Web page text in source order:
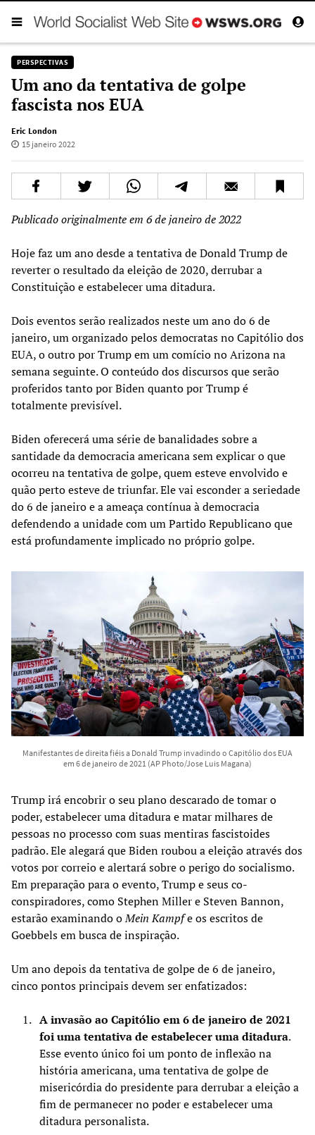
PERSPECTIVAS
Um ano da tentativa de golpe
fascista nos EUA
Eric London
15 janeiro 2022
Publicado originalmente em 6 de janeiro de 2022
Hoje faz um ano desde a tentativa de Donald Trump de
reverter o resultado da eleição de 2020, derrubar a
Constituição e estabelecer uma ditadura.
Dois eventos serão realizados neste um ano do 6 de
janeiro, um organizado pelos democratas no Capitólio dos
EUA, o outro por Trump em um comício no Arizona na
semana seguinte. O conteúdo dos discursos que serão
proferidos tanto por Biden quanto por Trump é
totalmente previsível.
Biden oferecerá uma série de banalidades sobre a
santidade da democracia americana sem explicar o que
ocorreu na tentativa de golpe, quem esteve envolvido e
quão perto esteve de triunfar. Ele vai esconder a seriedade
do 6 de janeiro e a ameaça contínua à democracia
defendendo a unidade com um Partido Republicano que
está profundamente implicado no próprio golpe.
Manifestantes de direita fiéis a Donald Trump invadindo o Capitólio dos EUA
em 6 de janeiro de 2021 (AP Photo/Jose Luis Magana)
Trump irá encobrir o seu plano descarado de tomar o
poder, estabelecer uma ditadura e matar milhares de
pessoas no processo com suas mentiras fascistoides
padrão. Ele alegará que Biden roubou a eleição através dos
votos por correio e alertará sobre o perigo do socialismo.
Em preparação para o evento, Trump e seus co-
conspiradores, como Stephen Miller e Steven Bannon,
estarão examinando oMein Kampfe os escritos de
Goebbels em busca de inspiração.
Um ano depois da tentativa de golpe de 6 de janeiro,
cinco pontos principais devem ser enfatizados:
A invasão ao Capitólio em 6 de janeiro de 2021
foi uma tentativa de estabelecer uma ditadura.
Esse evento único foi um ponto de inflexão na
história americana, uma tentativa de golpe de
misericórdia do presidente para derrubar a eleição a
fim de permanecer no poder e estabelecer uma
ditadura personalista.